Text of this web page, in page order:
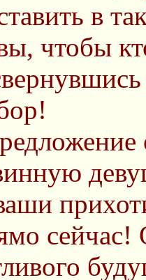
в
чтобы
сейчас!